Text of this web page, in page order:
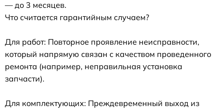
— до 3 месяцев.
Что считается гарантийным случаем?
Для работ: Повторное проявление неисправности,
который напрямую связан с качеством проведенного
ремонта (например, неправильная установка
запчасти).
Для комплектующих: Преждевременный выход из